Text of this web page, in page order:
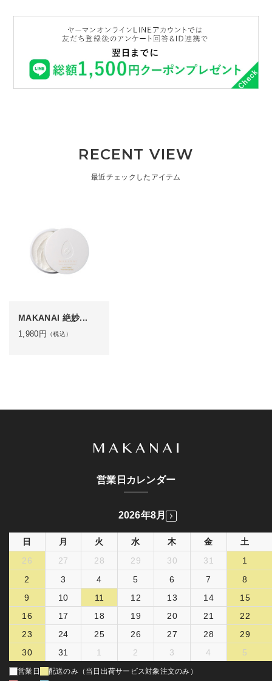
RECENT VIEW
最近チェックしたアイテム
MAKANAI 絶妙...
1,980 円 （税込）
営業日カレンダー
2026年8月
日 月 火 水 木 金
土
26
27 28 29 30 31
1
2
3 4 5 6 7
8
9
10 11 12 13 14
15
16
17 18 19 20 21
22
23
24 25 26 27 28
29
30
31 1 2 3 4 5
営業日
配送のみ（当日出荷サービス対象注文のみ）